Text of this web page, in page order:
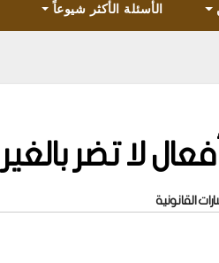
الأسئلة الأكثر شيوعاً
لا تضر بالغير
القانونية